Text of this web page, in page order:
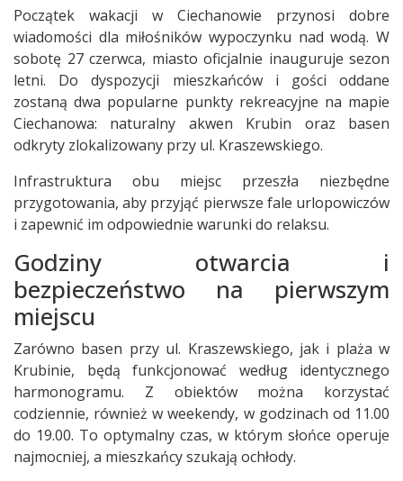
Początek wakacji w Ciechanowie przynosi dobre
wiadomości dla miłośników wypoczynku nad wodą. W
sobotę 27 czerwca, miasto oficjalnie inauguruje sezon
letni. Do dyspozycji mieszkańców i gości oddane
zostaną dwa popularne punkty rekreacyjne na mapie
Ciechanowa: naturalny akwen Krubin oraz basen
odkryty zlokalizowany przy ul. Kraszewskiego.
Infrastruktura obu miejsc przeszła niezbędne
przygotowania, aby przyjąć pierwsze fale urlopowiczów
i zapewnić im odpowiednie warunki do relaksu.
Godziny otwarcia i
bezpieczeństwo na pierwszym
miejscu
Zarówno basen przy ul. Kraszewskiego, jak i plaża w
Krubinie, będą funkcjonować według identycznego
harmonogramu. Z obiektów można korzystać
codziennie, również w weekendy, w godzinach od 11.00
do 19.00. To optymalny czas, w którym słońce operuje
najmocniej, a mieszkańcy szukają ochłody.